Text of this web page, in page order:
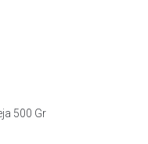
500 Gr